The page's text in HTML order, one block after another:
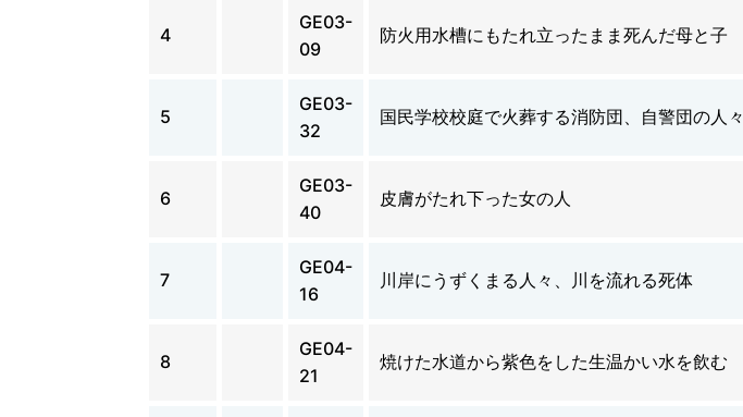
4
GE03-
09
防火用水槽にもたれ立ったまま死んだ母と子
5
GE03-
32
国民学校校庭で火葬する消防団、自警団の人々
6
GE03-
40
皮膚がたれ下った女の人
7
GE04-
16
川岸にうずくまる人々、川を流れる死体
8
GE04-
21
焼けた水道から紫色をした生温かい水を飲む